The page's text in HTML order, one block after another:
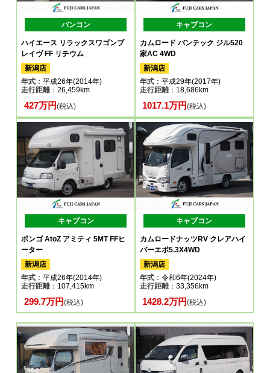
バンコン
ハイエース リラックスワゴンブ
レイヴ FF リチウム
新潟店
年式 ：平成26年(2014年)
走行距離：26,459km
427万円(税込)
キャブコン
カムロード バンテック ジル520
家AC 4WD
新潟店
年式：平成29年(2017年)
走行距離：18,686km
1017.1万円(税込)
キャブコン
ボンゴ AtoZ アミティ 5MT FFヒ
ーター
新潟店
年式 ：平成26年(2014年)
走行距離：107,415km
299.7万円(税込)
キャブコン
カムロードナッツRV クレアハイ
パーエボ5.3X4WD
新潟店
年式：令和6年(2024年)
走行距離：33,356km
1428.2万円(税込)